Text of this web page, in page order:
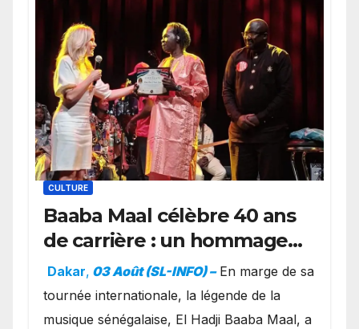
CULTURE
Baaba Maal célèbre 40 ans
de carrière : un hommage
exceptionnel à Oslo en
présence de la famille
royale.
Dakar, 03 Août (SL-INFO) – ​En marge de sa
tournée internationale, la légende de la
musique sénégalaise, El Hadji Baaba Maal, a